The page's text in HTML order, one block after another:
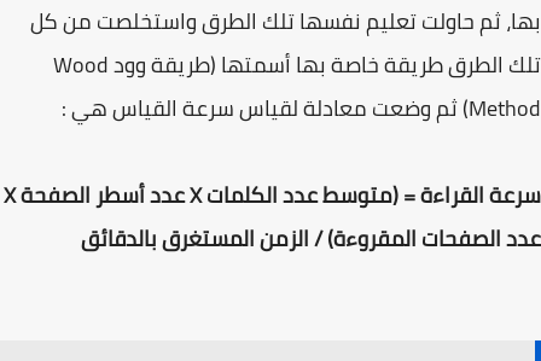
بها، ثم حاولت تعليم نفسها تلك الطرق واستخلصت من كل
تلك الطرق طريقة خاصة بها أسمتها (طريقة وود Wood
(Method ثم وضعت معادلة لقياس سرعة القياس هي :
سرعة القراءة = (متوسط عدد الكلمات X عدد أسطر الصفحة X
عدد الصفحات المقروءة) / الزمن المستغرق بالدقائق